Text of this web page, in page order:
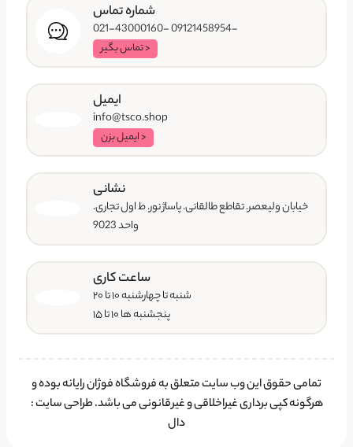
شماره تماس
-09121458954 -021-43000160
< تماس بگیر
ایمیل
info@tsco.shop
< ایمیل بزن
نشانی
خیابان ولیعصر. تقاطع طالقانی. پاساژ نور. ط اول تجاری.
واحد 9023
ساعت کاری
شنبه تا چهارشنبه ۱۰ تا ۲۰
پنجشنبه ها ۱۰ تا ۱۵
تمامی حقوق این وب سایت متعلق به فروشگاه فوژان رایانه بوده و
هرگونه کپی برداری غیراخلاقی و غیرقانونی می باشد.طراحی سایت:
دال